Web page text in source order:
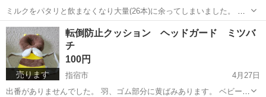
ミルクをパタリと飲まなくなり大量(26本)に余ってしまいました。 期
限→2027.5
鹿児島 指宿市 ベビー用品
売ります
転倒防止クッション ヘッドガード ミツバ
チ
100円
指宿市
4月27日
出番がありませんでした。 羽、ゴム部分に黄ばみあります。 ベビーグ